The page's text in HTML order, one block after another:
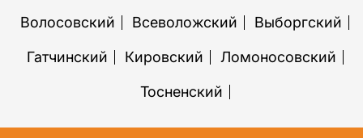
Волосовский
Всеволожский Выборгский
Гатчинский Кировский Ломоносовский
Тосненский